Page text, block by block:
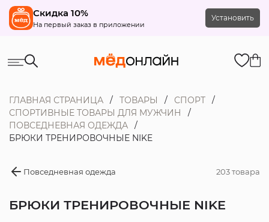
Скидка 10%
На первый заказ в приложении
Установить
ГЛАВНАЯ СТРАНИЦА ТОВАРЫ
СПОРТ
СПОРТИВНЫЕ ТОВАРЫ ДЛЯ МУЖЧИН
ПОВСЕДНЕВНАЯ ОДЕЖДА
БРЮКИ ТРЕНИРОВОЧНЫЕ NIKE
Повседневная одежда 203 товара
БРЮКИ ТРЕНИРОВОЧНЫЕ NIKE